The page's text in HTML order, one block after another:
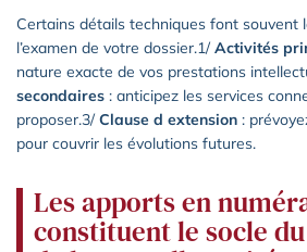
Certains détails techniques font souvent
l’examen de votre dossier.1/Activités
nature exacte de vos prestations
secondaires : anticipez les services
proposer.3/Clause d extension :
pour couvrir les évolutions futures.
Les apports en
constituent le socle